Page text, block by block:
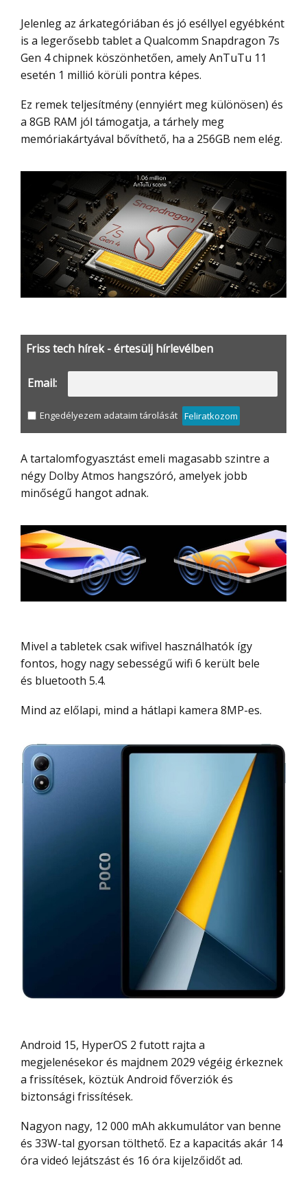
Jelenleg az árkategóriában és jó eséllyel egyébként
is a legerősebb tablet a Qualcomm Snapdragon 7s
Gen 4 chipnek köszönhetően, amely AnTuTu 11
esetén 1 millió körüli pontra képes.
Ez remek teljesítmény (ennyiért meg különösen) és
a 8GB RAM jól támogatja, a tárhely meg
memóriakártyával bővíthető, ha a 256GB nem elég.
Friss tech hírek - értesülj hírlevélben
Email:
Engedélyezem adataim tárolását Feliratkozom
A tartalomfogyasztást emeli magasabb szintre a
négy Dolby Atmos hangszóró, amelyek jobb
minőségű hangot adnak.
Mivel a tabletek csak wifivel használhatók így
fontos, hogy nagy sebességű wifi 6 került bele
és bluetooth 5.4.
Mind az előlapi, mind a hátlapi kamera 8MP-es.
Android 15, HyperOS 2 futott rajta a
megjelenésekor és majdnem 2029 végéig érkeznek
a frissítések, köztük Android főverziók és
biztonsági frissítések.
Nagyon nagy, 12 000 mAh akkumulátor van benne
és 33W-tal gyorsan tölthető. Ez a kapacitás akár 14
óra videó lejátszást és 16 óra kijelzőidőt ad.